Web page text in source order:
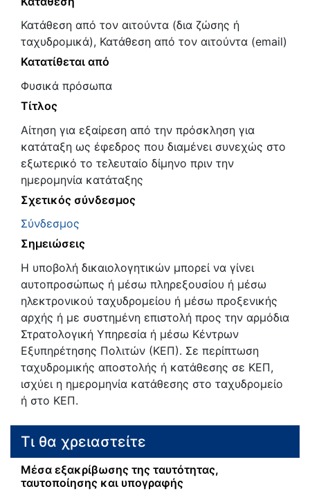
Κατάθεση από τον αιτούντα (δια ζώσης ή
ταχυδρομικά), Κατάθεση από τον αιτούντα (email)
Κατατίθεται από
Φυσικά πρόσωπα
Τίτλος
Αίτηση για εξαίρεση από την πρόσκληση για
κατάταξη ως έφεδρος που διαμένει συνεχώς στο
εξωτερικό το τελευταίο δίμηνο πριν την
ημερομηνία κατάταξης
Σχετικός σύνδεσμος
Σύνδεσμος
Σημειώσεις
Η υποβολή δικαιολογητικών μπορεί να γίνει
αυτοπροσώπως ή μέσω πληρεξουσίου ή μέσω
ηλεκτρονικού ταχυδρομείου ή μέσω προξενικής
αρχής ή με συστημένη επιστολή προς την αρμόδια
Στρατολογική Υπηρεσία ή μέσω Κέντρων
Εξυπηρέτησης Πολιτών (ΚΕΠ). Σε περίπτωση
ταχυδρομικής αποστολής ή κατάθεσης σε ΚΕΠ,
ισχύει η ημερομηνία κατάθεσης στο ταχυδρομείο
ή στο ΚΕΠ.
Τι θα χρειαστείτε
Μέσα εξακρίβωσης της ταυτότητας,
ταυτοποίησης και υπογραφής